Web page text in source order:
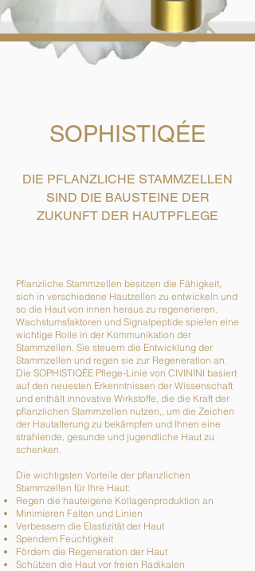
SOPHISTIQÉE
DIE PFLANZLICHE STAMMZELLEN
SIND DIE BAUSTEINE DER
ZUKUNFT DER HAUTPFLEGE
Pflanzliche Stammzellen besitzen die Fähigkeit,
sich in verschiedene Hautzellen zu entwickeln und
so die Haut von innen heraus zu regenerieren.
Wachstumsfaktoren und Signalpeptide spielen eine
wichtige Rolle in der Kommunikation der
Stammzellen. Sie steuern die Entwicklung der
Stammzellen und regen sie zur Regeneration an.
Die SOPHISTIQÉE Pflege-Linie von CIVININI basiert
auf den neuesten Erkenntnissen der Wissenschaft
und enthält innovative Wirkstoffe, die die Kraft der
pflanzlichen Stammzellen nutzen,, um die Zeichen
der Hautalterung zu bekämpfen und Ihnen eine
strahlende, gesunde und jugendliche Haut zu
schenken.
Die wichtigsten Vorteile der pflanzlichen
Stammzellen für Ihre Haut:
Regen die hauteigene Kollagenproduktion an
Minimieren Falten und Linien
Verbessern die Elastizität der Haut
Spendem Feuchtigkeit
Fördern die Regeneration der Haut
Schützen die Haut vor freien Radikalen